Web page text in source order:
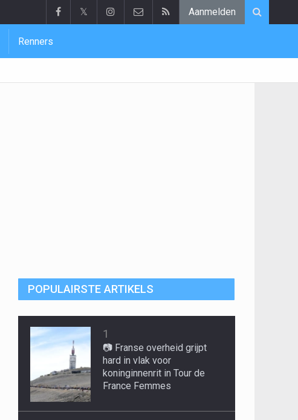
𝕏 Aanmelden
Renners
POPULAIRSTE ARTIKELS
1
📷 Franse overheid grijpt
hard in vlak voor
koninginnenrit in Tour de
France Femmes